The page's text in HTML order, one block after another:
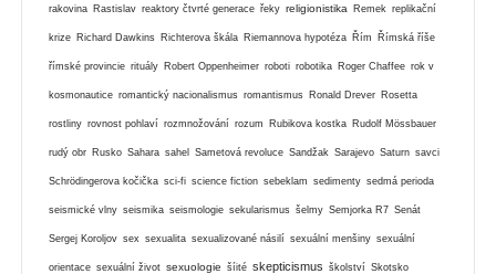
rakovina Rastislav reaktory čtvrté generace řeky religionistika Remek replikační
krize Richard Dawkins Richterova škála Riemannova hypotéza Řím Římská říše
římské provincie rituály Robert Oppenheimer roboti robotika Roger Chaffee rok v
kosmonautice romantický nacionalismus romantismus Ronald Drever Rosetta
rostliny rovnost pohlaví rozmnožování rozum Rubikova kostka Rudolf Mössbauer
rudý obr Rusko Sahara sahel Sametová revoluce Sandžak Sarajevo Saturn savci
Schrödingerova kočička sci-fi science fiction sebeklam sedimenty sedmá perioda
seismické vlny seismika seismologie sekularismus šelmy Semjorka R7 Senát
Sergej Koroljov sex sexualita sexualizované násilí sexuální menšiny sexuální
orientace sexuální život sexuologie šíité skepticismus školství Skotsko